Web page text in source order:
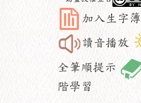
加入生字簿
讀音播放
全筆順提示
階學習